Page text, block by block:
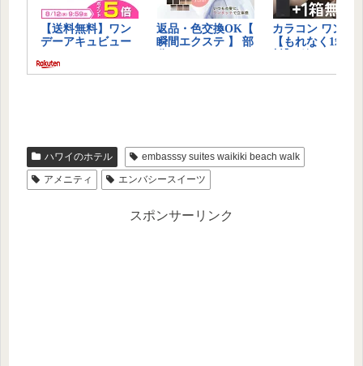
ハワイのホテル
embasssy suites waikiki beach walk
アメニティ
エンバシースイーツ
スポンサーリンク